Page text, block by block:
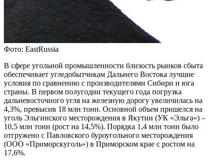
Фото: EastRussia
В сфере угольной промышленности близость рынков сбыта
обеспечивает угледобытчикам Дальнего Востока лучшие
условия по сравнению с производителями Сибири и юга
страны. В первом полугодии текущего года погрузка
дальневосточного угля на железную дорогу увеличилась на
4,3%, превысив 18 млн тонн. Основной объем пришелся на
уголь Эльгинского месторождения в Якутии (УК «Эльга») –
10,5 млн тонн (рост на 14,5%). Порядка 1,4 млн тонн было
отгружено с Павловского буроугольного месторождения
(ООО «Приморскуголь») в Приморском крае с ростом на
17,6%.